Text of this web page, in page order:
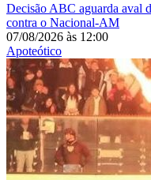
Decisão ABC aguarda aval
contra o Nacional-AM
07/08/2026 às 12:00
Apoteótico